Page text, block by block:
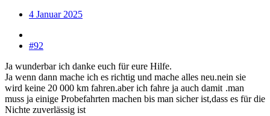
4 Januar 2025
#92
Ja wunderbar ich danke euch für eure Hilfe.
Ja wenn dann mache ich es richtig und mache alles neu.nein sie
wird keine 20 000 km fahren.aber ich fahre ja auch damit .man
muss ja einige Probefahrten machen bis man sicher ist,dass es für die
Nichte zuverlässig ist